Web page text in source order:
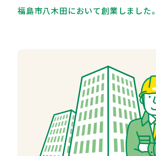
福島市八木田において創業しました。